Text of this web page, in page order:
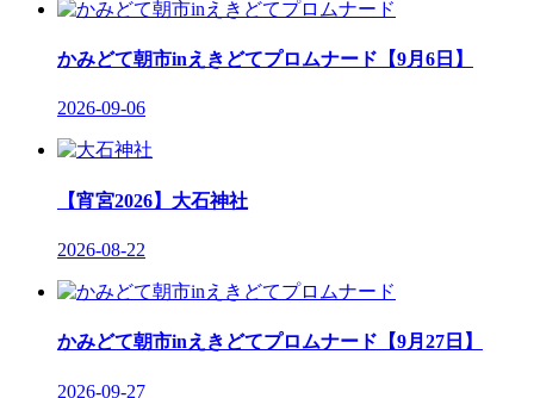
かみどて朝市inえきどてプロムナード【9月6日】
2026-09-06
【宵宮2026】大石神社
2026-08-22
かみどて朝市inえきどてプロムナード【9月27日】
2026-09-27